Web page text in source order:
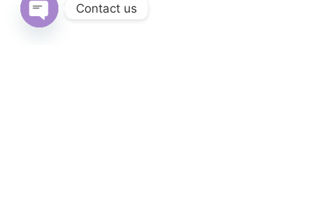
Contact us
Open